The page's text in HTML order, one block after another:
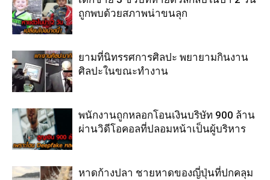
ถูกพบด้วยสภาพน่าขนลุก
ยามที่นิทรรศการศิลปะ พยายามกินงาน
ศิลปะในขณะทำงาน
พนักงานถูกหลอกโอนเงินบริษัท 900 ล้าน
ผ่านวิดีโอคอลที่ปลอมหน้าเป็นผู้บริหาร
หาดก้างปลา ชายหาดของญี่ปุ่นที่ปกคลุม